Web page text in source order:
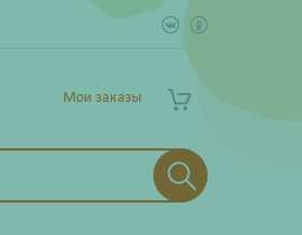
Мои заказы